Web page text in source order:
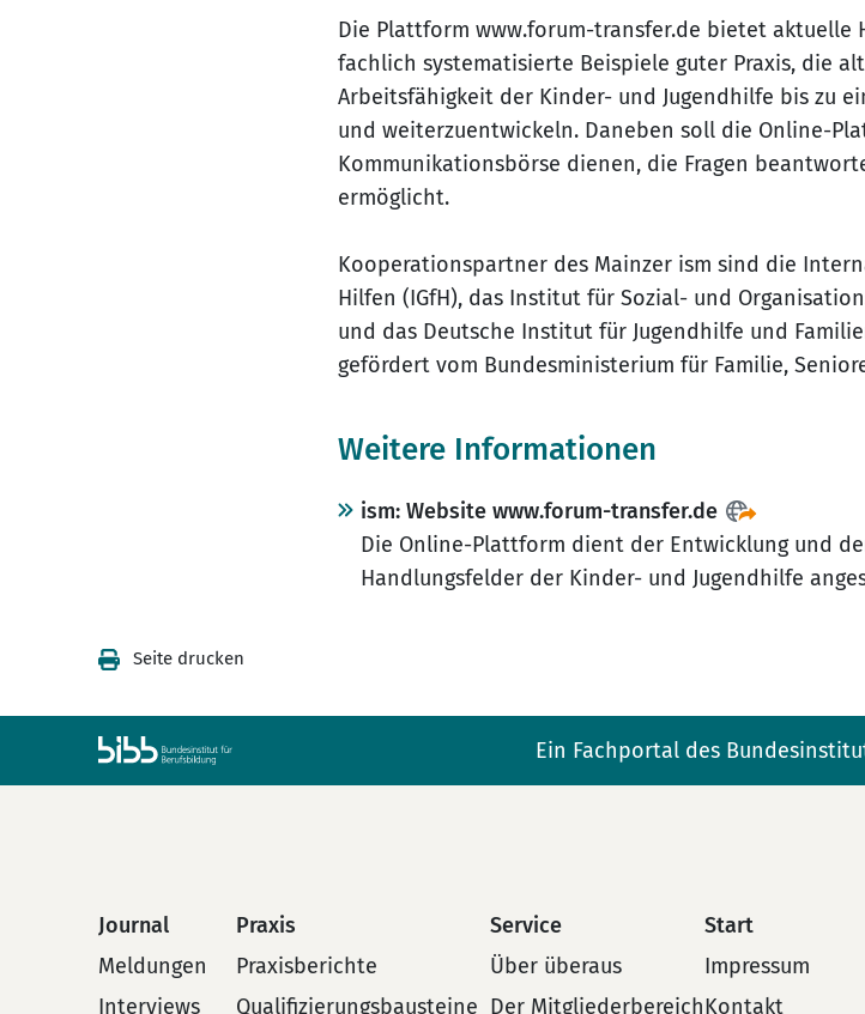
Die Plattform www.forum-transfer.de bietet aktuelle
fachlich systematisierte Beispiele guter Praxis, die
Arbeitsfähigkeit der Kinder- und Jugendhilfe bis zu
und weiterzuentwickeln. Daneben soll die Online-
Kommunikationsbörse dienen, die Fragen
ermöglicht.
Kooperationspartner des Mainzer ism sind die
Hilfen (IGfH), das Institut für Sozial- und
und das Deutsche Institut für Jugendhilfe und
gefördert vom Bundesministerium für Familie,
Weitere Informationen
ism: Website www.forum-transfer.de
Die Online-Plattform dient der Entwicklung und
Handlungsfelder der Kinder- und Jugendhilfe
Seite drucken
Ein Fachportal des
Journal
Meldungen
Interviews
Praxis
Praxisberichte
Qualifizierungsbausteine
Service
Über überaus
Der Mitgliederbereich
Start
Impressum
Kontakt